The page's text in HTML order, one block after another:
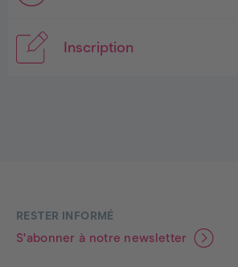
Inscription
Footer
RESTER INFORMÉ
S'abonner à notre newsletter